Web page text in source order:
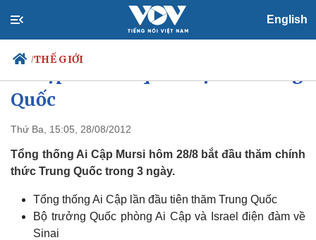
English
/THẾ GIỚI
Chính trị
Đảng
Tổ chức nhân sự
Nhận diện sự thật
Tin 24h
Dự báo thời tiết
Dấu ấn VOV
Việc làm
Biển đảo
Quốc
Thứ Ba, 15:05, 28/08/2012
Tổng thống Ai Cập Mursi hôm 28/8 bắt đầu thăm chính
thức Trung Quốc trong 3 ngày.
Tổng thống Ai Cập lần đầu tiên thăm Trung Quốc
Bộ trưởng Quốc phòng Ai Cập và Israel điện đàm về
Sinai